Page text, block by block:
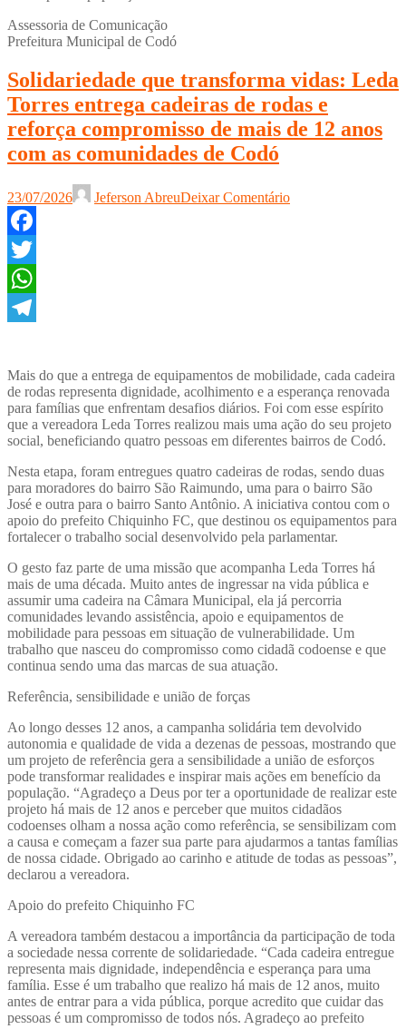
Assessoria de Comunicação
Prefeitura Municipal de Codó
Solidariedade que transforma vidas: Leda
Torres entrega cadeiras de rodas e
reforça compromisso de mais de 12 anos
com as comunidades de Codó
23/07/2026 Jeferson AbreuDeixar Comentário
Facebook
Twitter
WhatsApp
Mais do que a entrega de equipamentos de mobilidade, cada cadeira
de rodas representa dignidade, acolhimento e a esperança renovada
para famílias que enfrentam desafios diários. Foi com esse espírito
que a vereadora Leda Torres realizou mais uma ação do seu projeto
social, beneficiando quatro pessoas em diferentes bairros de Codó.
Nesta etapa, foram entregues quatro cadeiras de rodas, sendo duas
para moradores do bairro São Raimundo, uma para o bairro São
José e outra para o bairro Santo Antônio. A iniciativa contou com o
apoio do prefeito Chiquinho FC, que destinou os equipamentos para
fortalecer o trabalho social desenvolvido pela parlamentar.
O gesto faz parte de uma missão que acompanha Leda Torres há
mais de uma década. Muito antes de ingressar na vida pública e
assumir uma cadeira na Câmara Municipal, ela já percorria
comunidades levando assistência, apoio e equipamentos de
mobilidade para pessoas em situação de vulnerabilidade. Um
trabalho que nasceu do compromisso como cidadã codoense e que
continua sendo uma das marcas de sua atuação.
Referência, sensibilidade e união de forças
Ao longo desses 12 anos, a campanha solidária tem devolvido
autonomia e qualidade de vida a dezenas de pessoas, mostrando que
um projeto de referência gera a sensibilidade a união de esforços
pode transformar realidades e inspirar mais ações em benefício da
população. “Agradeço a Deus por ter a oportunidade de realizar este
projeto há mais de 12 anos e perceber que muitos cidadãos
codoenses olham a nossa ação como referência, se sensibilizam com
a causa e começam a fazer sua parte para ajudarmos a tantas famílias
de nossa cidade. Obrigado ao carinho e atitude de todas as pessoas”,
declarou a vereadora.
Apoio do prefeito Chiquinho FC
A vereadora também destacou a importância da participação de toda
a sociedade nessa corrente de solidariedade. “Cada cadeira entregue
representa mais dignidade, independência e esperança para uma
família. Esse é um trabalho que realizo há mais de 12 anos, muito
antes de entrar para a vida pública, porque acredito que cuidar das
pessoas é um compromisso de todos nós. Agradeço ao prefeito